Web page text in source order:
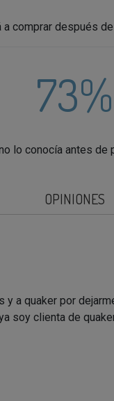
a comprar después
73%
lo conocía antes de
OPINIONES
y a quaker por
soy clienta de